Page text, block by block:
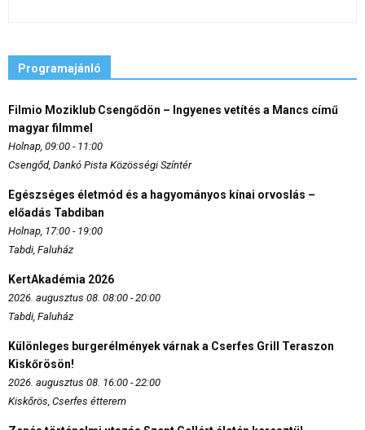
Programajánló
Filmio Moziklub Csengődön – Ingyenes vetítés a Mancs című
magyar filmmel
Holnap, 09:00 - 11:00
Csengőd, Dankó Pista Közösségi Színtér
Egészséges életmód és a hagyományos kínai orvoslás –
előadás Tabdiban
Holnap, 17:00 - 19:00
Tabdi, Faluház
KertAkadémia 2026
2026. augusztus 08. 08:00 - 20:00
Tabdi, Faluház
Különleges burgerélmények várnak a Cserfes Grill Teraszon
Kiskőrösön!
2026. augusztus 08. 16:00 - 22:00
Kiskőrös, Cserfes étterem